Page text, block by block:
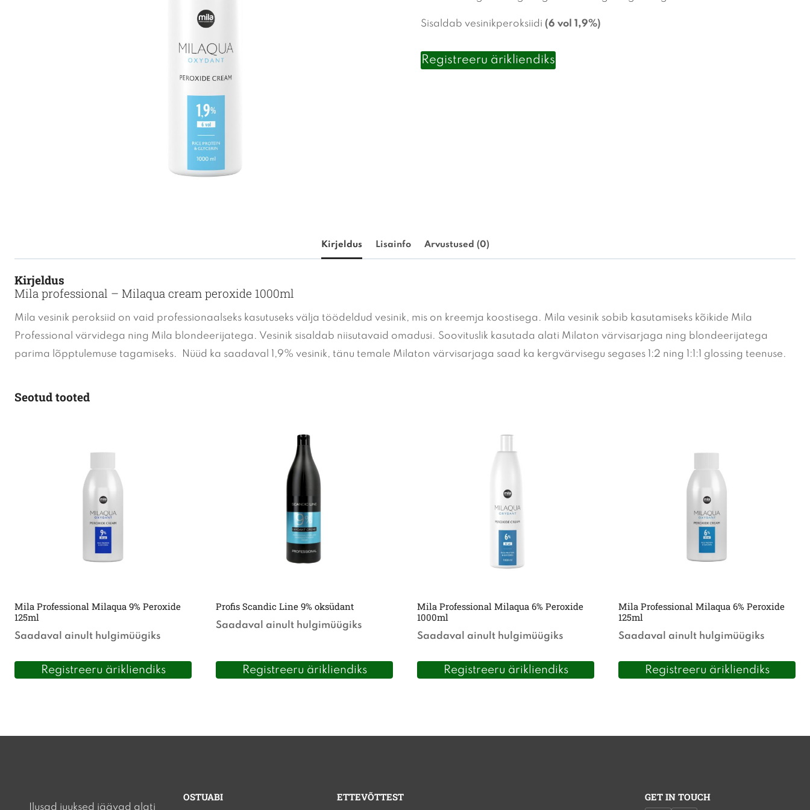
Sisaldab vesinikperoksiidi (6 vol 1,9%)
Registreeru ärikliendiks
Kirjeldus Lisainfo Arvustused (0)
Kirjeldus
Mila professional – Milaqua cream peroxide 1000ml
Mila vesinik peroksiid on vaid professionaalseks kasutuseks välja töödeldud vesinik, mis on kreemja koostisega. Mila vesinik sobib kasutamiseks kõikide Mila
Professional värvidega ning Mila blondeerijatega. Vesinik sisaldab niisutavaid omadusi. Soovituslik kasutada alati Milaton värvisarjaga ning blondeerijatega
parima lõpptulemuse tagamiseks. Nüüd ka saadaval 1,9% vesinik, tänu temale Milaton värvisarjaga saad ka kergvärvisegu segases 1:2 ning 1:1:1 glossing teenuse.
Seotud tooted
Mila Professional Milaqua 9% Peroxide
125ml
Saadaval ainult hulgimüügiks
Registreeru ärikliendiks
Profis Scandic Line 9% oksüdant
Saadaval ainult hulgimüügiks
Registreeru ärikliendiks
Mila Professional Milaqua 6% Peroxide
1000ml
Saadaval ainult hulgimüügiks
Registreeru ärikliendiks
Mila Professional Milaqua 6% Peroxide
125ml
Saadaval ainult hulgimüügiks
Registreeru ärikliendiks
Ilusad juuksed jäävad alati
OSTUABI ETTEVÕTTEST GET IN TOUCH